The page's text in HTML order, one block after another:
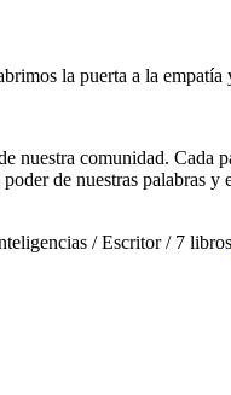
la puerta a la empatía
comunidad. Cada
de nuestras palabras
/ Escritor / 7 libros